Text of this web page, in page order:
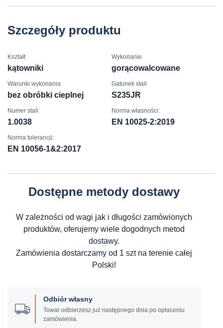
Szczegóły produktu
Kształt
kątowniki
Wykonanie
gorącowalcowane
Warunki wykonania
bez obróbki cieplnej
Gatunek stali
S235JR
Numer stali
1.0038
Norma własności:
EN 10025-2:2019
Norma tolerancji:
EN 10056-1&2:2017
Dostępne metody dostawy
W zależności od wagi jak i długości zamówionych
produktów, oferujemy wiele dogodnych metod
dostawy.
Zamówienia dostarczamy od 1 szt na terenie całej
Polski!
Odbiór własny
Towar odbierzesz już następnego dnia po opłaceniu
zamówienia.